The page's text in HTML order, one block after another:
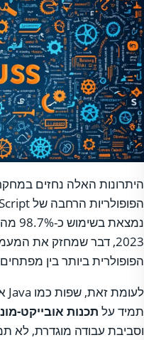
היתרונות האלה נחזים
2023, דבר שמחזק את
הפופולרית ביותר בין
תמיד על תכנות אובייקט-
וסביבת עבודה מוגדרת, לא